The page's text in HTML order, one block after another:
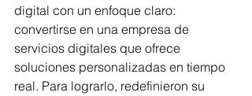
digital con un enfoque claro:
convertirse en una empresa de
servicios digitales que ofrece
soluciones personalizadas en tiempo
real. Para lograrlo, redefinieron su